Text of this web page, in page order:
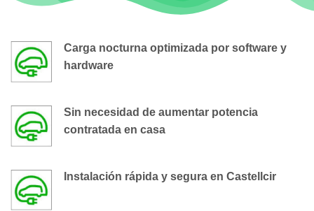
Carga nocturna optimizada por software y
hardware
Sin necesidad de aumentar potencia
contratada en casa
Instalación rápida y segura en Castellcir